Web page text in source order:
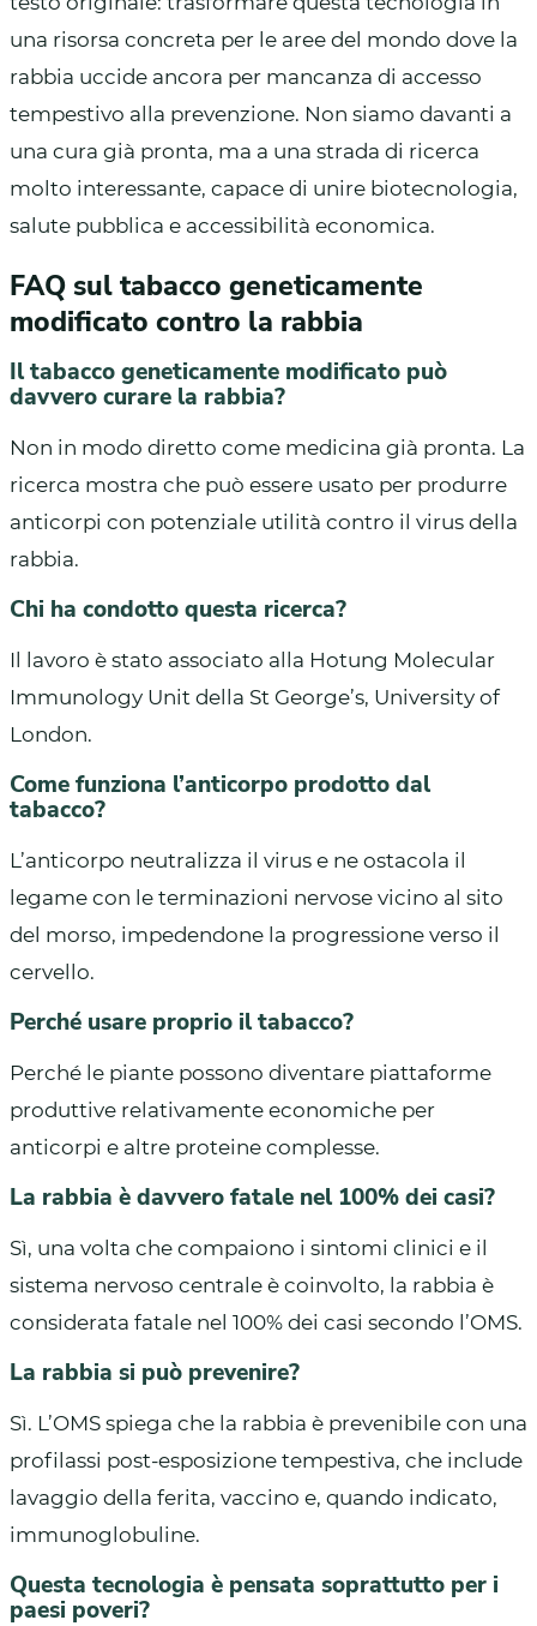
una risorsa concreta per le aree del mondo dove la
rabbia uccide ancora per mancanza di accesso
tempestivo alla prevenzione. Non siamo davanti a
una cura già pronta, ma a una strada di ricerca
molto interessante, capace di unire biotecnologia,
salute pubblica e accessibilità economica.
FAQ sul tabacco geneticamente
modificato contro la rabbia
Il tabacco geneticamente modificato può
davvero curare la rabbia?
Non in modo diretto come medicina già pronta. La
ricerca mostra che può essere usato per produrre
anticorpi con potenziale utilità contro il virus della
rabbia.
Chi ha condotto questa ricerca?
Il lavoro è stato associato alla Hotung Molecular
Immunology Unit della St George’s, University of
London.
Come funziona l’anticorpo prodotto dal
tabacco?
L’anticorpo neutralizza il virus e ne ostacola il
legame con le terminazioni nervose vicino al sito
del morso, impedendone la progressione verso il
cervello.
Perché usare proprio il tabacco?
Perché le piante possono diventare piattaforme
produttive relativamente economiche per
anticorpi e altre proteine complesse.
La rabbia è davvero fatale nel 100% dei casi?
Sì, una volta che compaiono i sintomi clinici e il
sistema nervoso centrale è coinvolto, la rabbia è
considerata fatale nel 100% dei casi secondo l’OMS.
La rabbia si può prevenire?
Sì. L’OMS spiega che la rabbia è prevenibile con una
profilassi post-esposizione tempestiva, che include
lavaggio della ferita, vaccino e, quando indicato,
immunoglobuline.
Questa tecnologia è pensata soprattutto per i
paesi poveri?